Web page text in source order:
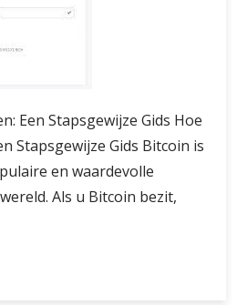
Een Stapsgewijze Gids Hoe
Stapsgewijze Gids Bitcoin is
en waardevolle
Als u Bitcoin bezit,